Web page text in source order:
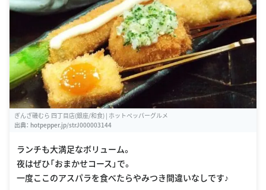
ぎんざ磯むら 四丁目店(銀座/和食) | ホットペッパーグルメ
出典： hotpepper.jp/strJ000003144
ランチも大満足なボリューム。
夜はぜひ「おまかせコース」で。
一度ここのアスパラを食べたらやみつき間違いなしです♪